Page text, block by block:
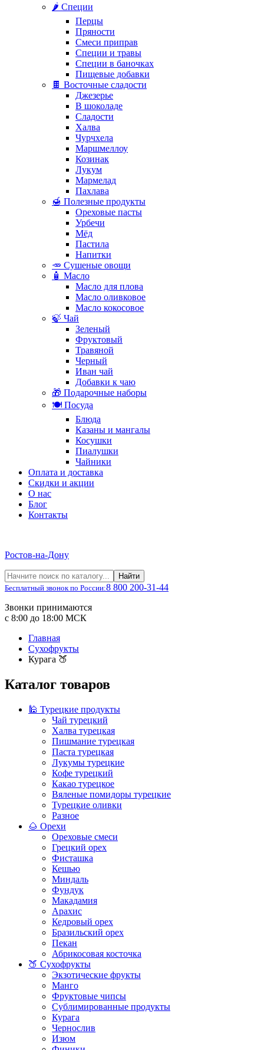
🌶️ Специи
Перцы
Пряности
Смеси приправ
Специи и травы
Специи в баночках
Пищевые добавки
🍫 Восточные сладости
Джезерье
В шоколаде
Сладости
Халва
Чурчхела
Маршмеллоу
Козинак
Лукум
Мармелад
Пахлава
🍯 Полезные продукты
Ореховые пасты
Урбечи
Мёд
Пастила
Напитки
🥕 Сушеные овощи
🧴 Масло
Масло для плова
Масло оливковое
Масло кокосовое
🍃 Чай
Зеленый
Фруктовый
Травяной
Черный
Иван чай
Добавки к чаю
🎁 Подарочные наборы
🍽️ Посуда
Блюда
Казаны и мангалы
Косушки
Пиалушки
Чайники
Оплата и доставка
Скидки и акции
О нас
Блог
Контакты
Ростов-на-Дону
Найти
Бесплатный звонок по России:8 800 200-31-44
Звонки принимаются
с 8:00 до 18:00 МСК
Главная
Сухофрукты
Курага 🍑
Каталог товаров
🕌 Турецкие продукты
Чай турецкий
Халва турецкая
Пишмание турецкая
Паста турецкая
Лукумы турецкие
Кофе турецкий
Какао турецкое
Вяленые помидоры турецкие
Турецкие оливки
Разное
🌰 Орехи
Ореховые смеси
Грецкий орех
Фисташка
Кешью
Миндаль
Фундук
Макадамия
Арахис
Кедровый орех
Бразильский орех
Пекан
Абрикосовая косточка
🍑 Сухофрукты
Экзотические фрукты
Манго
Фруктовые чипсы
Сублимированные продукты
Курага
Чернослив
Изюм